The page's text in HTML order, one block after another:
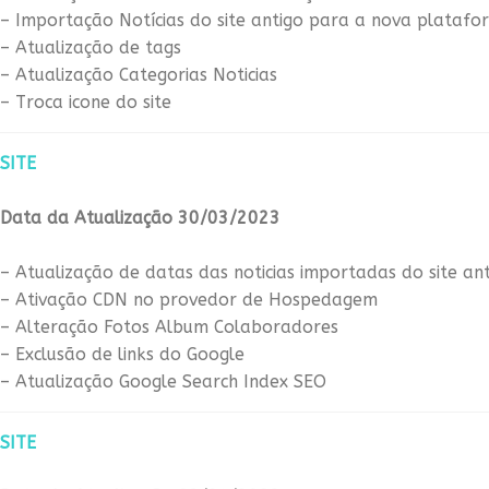
– Importação Notícias do site antigo para a nova
– Atualização de tags
– Atualização Categorias Noticias
– Troca icone do site
SITE
Data da Atualização 30/03/2023
– Atualização de datas das noticias importadas do site
– Ativação CDN no provedor de Hospedagem
– Alteração Fotos Album Colaboradores
– Exclusão de links do Google
– Atualização Google Search Index SEO
SITE